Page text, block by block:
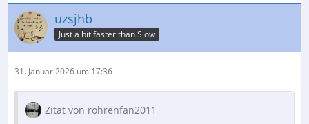
uzsjhb
Just a bit faster than Slow
31. Januar 2026 um 17:36
Zitat von röhrenfan2011